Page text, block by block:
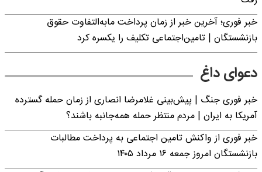
خبر فوری؛ آخرین خبر از زمان پرداخت مابه‌التفاوت حقوق
بازنشستگان | تامین‌اجتماعی تکلیف را یکسره کرد
دعوای داغ
خبر فوری جنگ | پیش‌بینی غلامرضا انصاری از زمان حمله گسترده
آمریکا به ایران | مردم منتظر حمله همه‌جانبه باشند؟
خبر فوری از واکنش تامین اجتماعی به پرداخت مطالبات
بازنشستگان امروز جمعه ۱۶ مرداد ۱۴۰۵